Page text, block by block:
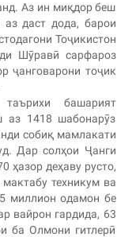
Аз ин миқдор беш
даст дода, барои
Тоҷикистон
Шӯравӣ сарфароз
ҷанговарони тоҷик
башарият
аз 1418 шабонарӯз
собиқ мамлакати
Дар солҳои Ҷанги
ҳазор деҳаву русто,
техникум ва
миллион одамон бе
вайрон гардида, 63
ба Олмони гитлерӣ